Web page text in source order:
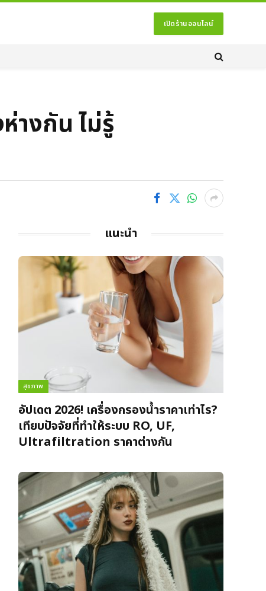
เปิดร้านออนไลน์
างกัน ไม่รู้
แนะนำ
สุขภาพ
อัปเดต 2026! เครื่องกรองน้ำราคาเท่าไร?
เทียบปัจจัยที่ทำให้ระบบ RO, UF,
Ultrafiltration ราคาต่างกัน